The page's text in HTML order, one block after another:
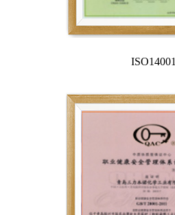
ISO14001